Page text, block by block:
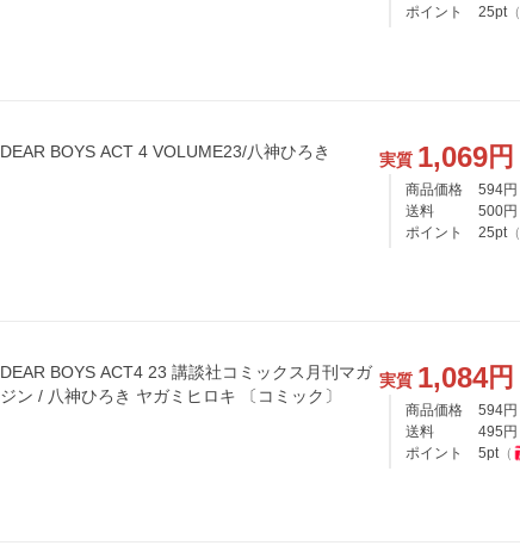
ポイント
25pt（
DEAR BOYS ACT 4 VOLUME23/八神ひろき 実質 1,069円
商品価格 594円
送料
500円
ポイント
25pt（
DEAR BOYS ACT4 23 講談社コミックス月刊マガ
ジン / 八神ひろき ヤガミヒロキ 〔コミック〕
実質 1,084円
商品価格 594円
送料
495 円
ポイント
5pt（